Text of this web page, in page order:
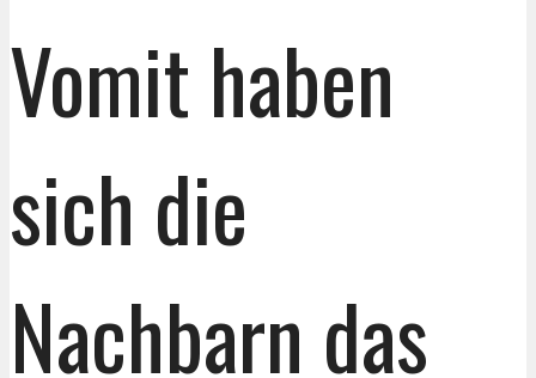
Vomit haben
sich die
Nachbarn das